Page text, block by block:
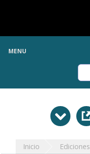
MENU
Inicio
Ediciones